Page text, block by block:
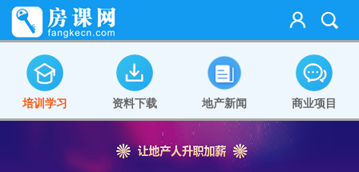
培训学习 资料下载 地产新闻 商业项目